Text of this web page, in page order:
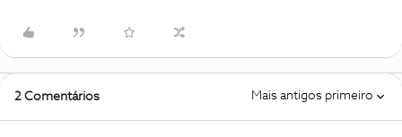
2 Comentários Mais antigos primeiro